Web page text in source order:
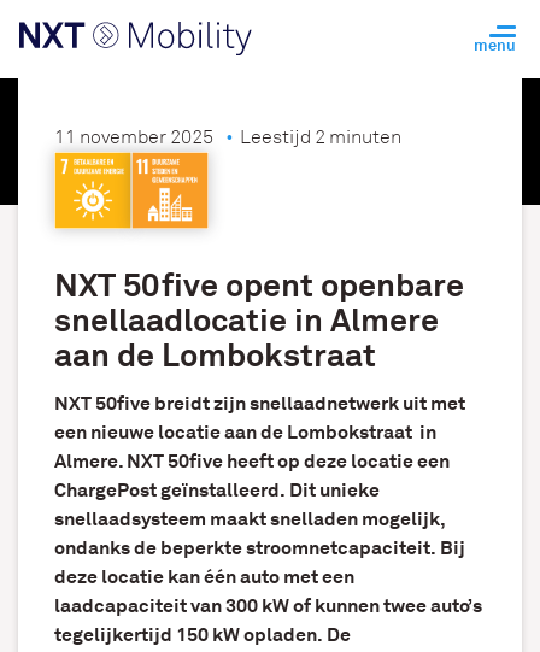
11 november 2025 Leestijd 2 minuten
NXT 50five opent openbare
snellaadlocatie in Almere
aan de Lombokstraat
NXT 50five breidt zijn snellaadnetwerk uit met
een nieuwe locatie aan de Lombokstraat in
Almere. NXT 50five heeft op deze locatie een
ChargePost geïnstalleerd. Dit unieke
snellaadsysteem maakt snelladen mogelijk,
ondanks de beperkte stroomnetcapaciteit. Bij
deze locatie kan één auto met een
laadcapaciteit van 300 kW of kunnen twee auto’s
tegelijkertijd 150 kW opladen. De